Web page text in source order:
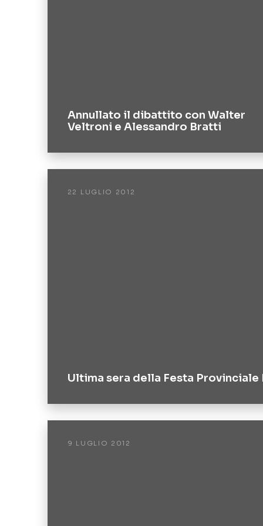
Annullato il dibattito con Walter
Veltroni e Alessandro Bratti
22 LUGLIO 2012
Ultima sera della Festa Provinciale
9 LUGLIO 2012